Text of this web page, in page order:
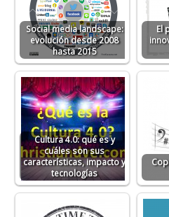
Social media landscape:
evolución desde 2008
hasta 2015
El
Cultura 4.0: qué es y
cuáles son sus
características, impacto y
tecnologías